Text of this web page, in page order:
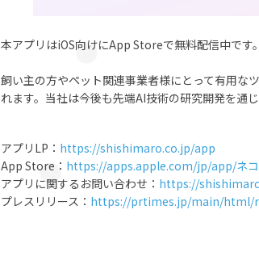
本アプリはiOS向けにApp Storeで無料配信中です
飼い主の方やペット関連事業者様にとって有用な
れます。当社は今後も先端AI技術の研究開発を通
アプリLP： https://shishimaro.co.jp/app
App Store： https://apps.apple.com/jp/app/ネ
アプリに関するお問い合わせ： https://
プレスリリース： https://prtimes.jp/main/html/